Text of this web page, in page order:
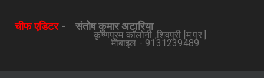
चीफ एडिटर- संतोष कुमार अटारिया
कृष्णपुरम कॉलोनी ,शिवपुरी [म.प्र.]
मोबाइल - 9131239489